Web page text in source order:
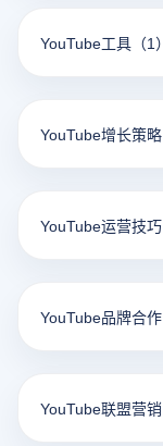
YouTube工具 （1）
YouTube增长策略
YouTube运营技巧
YouTube品牌合作
YouTube联盟营销